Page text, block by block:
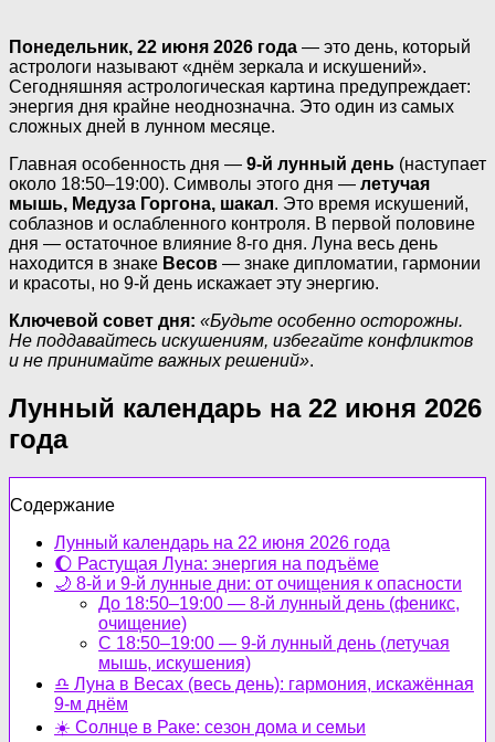
Понедельник, 22 июня 2026 года — это день, который
астрологи называют «днём зеркала и искушений».
Сегодняшняя астрологическая картина предупреждает:
энергия дня крайне неоднозначна. Это один из самых
сложных дней в лунном месяце.
Главная особенность дня — 9-й лунный день (наступает
около 18:50–19:00). Символы этого дня — летучая
мышь, Медуза Горгона, шакал. Это время искушений,
соблазнов и ослабленного контроля. В первой половине
дня — остаточное влияние 8-го дня. Луна весь день
находится в знаке Весов — знаке дипломатии, гармонии
и красоты, но 9-й день искажает эту энергию.
Ключевой совет дня: «Будьте особенно осторожны.
Не поддавайтесь искушениям, избегайте конфликтов
и не принимайте важных решений».
Лунный календарь на 22 июня 2026
года
Содержание
Лунный календарь на 22 июня 2026 года
🌔 Растущая Луна: энергия на подъёме
🌙 8-й и 9-й лунные дни: от очищения к опасности
До 18:50–19:00 — 8-й лунный день (феникс,
очищение)
С 18:50–19:00 — 9-й лунный день (летучая
мышь, искушения)
♎ Луна в Весах (весь день): гармония, искажённая
9-м днём
☀️ Солнце в Раке: сезон дома и семьи